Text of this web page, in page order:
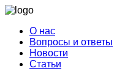
О нас
Вопросы и ответы
Новости
Статьи